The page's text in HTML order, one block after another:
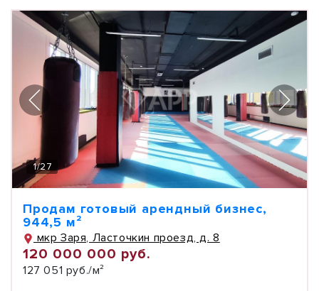
1/27
Продам готовый арендный бизнес,
944,5 м²
мкр Заря, Ласточкин проезд, д. 8
120 000 000 руб.
127 051 руб./м²